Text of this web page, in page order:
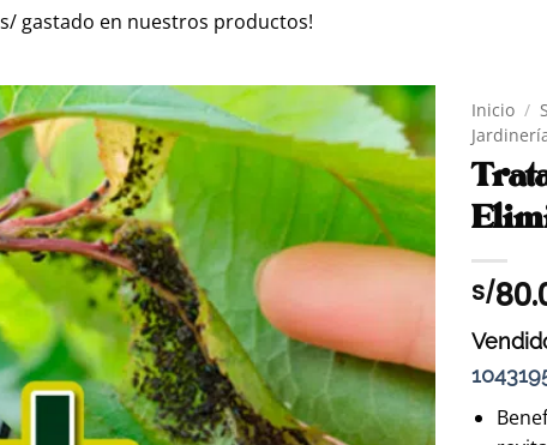
gastado en nuestros productos!
Inicio /
S/